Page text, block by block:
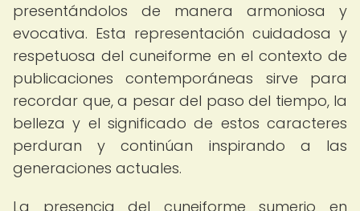
presentándolos de manera armoniosa y
evocativa. Esta representación cuidadosa y
respetuosa del cuneiforme en el contexto de
publicaciones contemporáneas sirve para
recordar que, a pesar del paso del tiempo, la
belleza y el significado de estos caracteres
perduran y continúan inspirando a las
generaciones actuales.
La presencia del cuneiforme sumerio en